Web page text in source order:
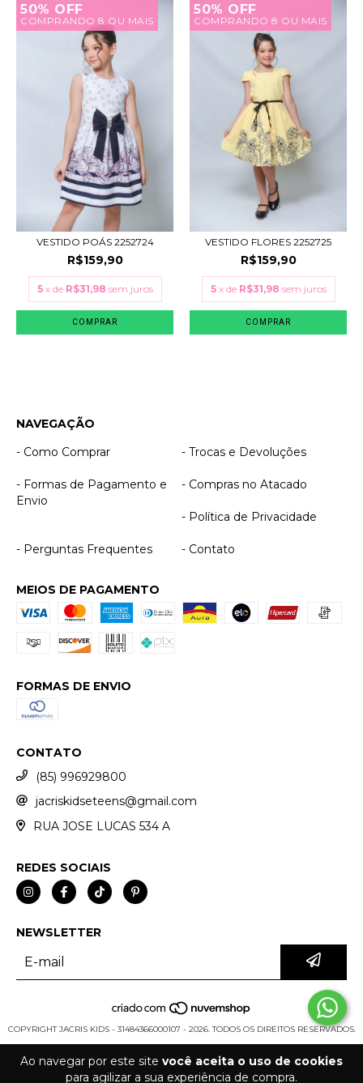
Ao navegar por este site você aceita o uso de cookies
para agilizar a sua experiência de compra.
50% OFF
COMPRANDO 8 OU MAIS
VESTIDO POÁS 2252724
R$159,90
5 x de R$31,98 sem juros
COMPRAR
50% OFF
COMPRANDO 8 OU MAIS
VESTIDO FLORES 2252725
R$159,90
5 x de R$31,98 sem juros
COMPRAR
NAVEGAÇÃO
- Como Comprar
- Trocas e Devoluções
- Formas de Pagamento e
Envio
- Compras no Atacado
- Política de Privacidade
- Perguntas Frequentes - Contato
MEIOS DE PAGAMENTO
FORMAS DE ENVIO
CONTATO
(85) 996929800
jacriskidseteens@gmail.com
RUA JOSE LUCAS 534 A
REDES SOCIAIS
NEWSLETTER
COPYRIGHT JACRIS KIDS - 31484366000107 - 2026. TODOS OS DIREITOS RESERVADOS.